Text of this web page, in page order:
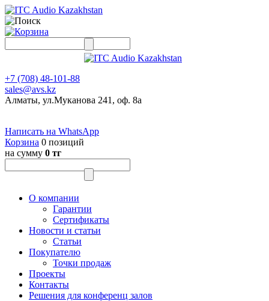
+7 (708) 48-101-88
sales@avs.kz
Алматы, ул.Муканова 241, оф. 8а
Написать на WhatsApp
Корзина 0 позиций
на сумму 0 тг
О компании
Гарантии
Сертификаты
Новости и статьи
Статьи
Покупателю
Точки продаж
Проекты
Контакты
Решения для конференц залов